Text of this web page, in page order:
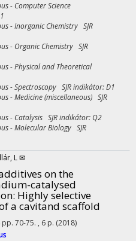
- Computer Science
- Inorganic Chemistry SJR
- Organic Chemistry SJR
- Physical and Theoretical
- Spectroscopy SJR indikátor: D1
- Medicine (miscellaneous) SJR
- Catalysis SJR indikátor: Q2
- Molecular Biology SJR
L ✉
on the
catalysed
Highly selective
a cavitand scaffold
pp. 70-75. , 6 p. (2018)